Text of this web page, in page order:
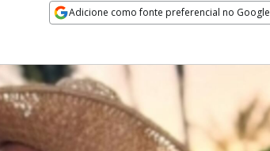
Adicione como fonte preferencial no Google